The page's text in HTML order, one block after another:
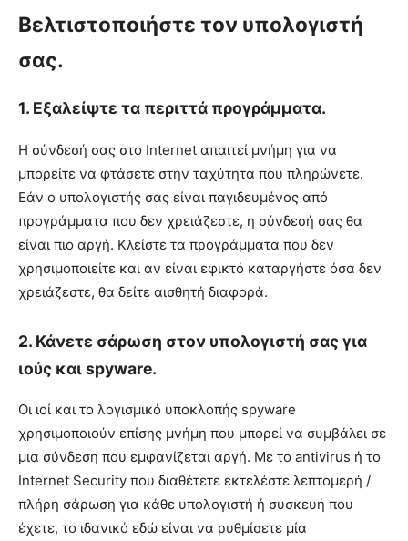
Βελτιστοποιήστε τον υπολογιστή
σας.
1. Εξαλείψτε τα περιττά προγράμματα.
Η σύνδεσή σας στο Internet απαιτεί μνήμη για να
μπορείτε να φτάσετε στην ταχύτητα που πληρώνετε.
Εάν ο υπολογιστής σας είναι παγιδευμένος από
προγράμματα που δεν χρειάζεστε, η σύνδεσή σας θα
είναι πιο αργή. Κλείστε τα προγράμματα που δεν
χρησιμοποιείτε και αν είναι εφικτό καταργήστε όσα δεν
χρειάζεστε, θα δείτε αισθητή διαφορά.
2. Κάνετε σάρωση στον υπολογιστή σας για
ιούς και spyware.
Οι ιοί και το λογισμικό υποκλοπής spyware
χρησιμοποιούν επίσης μνήμη που μπορεί να συμβάλει σε
μια σύνδεση που εμφανίζεται αργή. Με το antivirus ή το
Internet Security που διαθέτετε εκτελέστε λεπτομερή /
πλήρη σάρωση για κάθε υπολογιστή ή συσκευή που
έχετε, το ιδανικό εδώ είναι να ρυθμίσετε μία